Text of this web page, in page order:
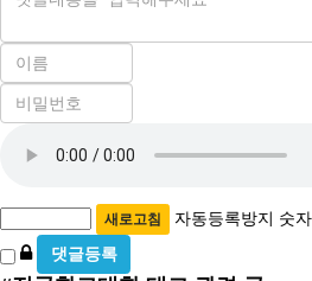
이
필
수
비
밀
방
새로고침 자동등록방지 숫
비
밀